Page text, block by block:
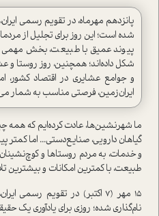
پانزدهم مهرماه، در تقویم رسمی
شده است؛ این روز برای تجلیل از
پیوند عمیق با طبیعت، بخش مهمی
شکل داده‌اند؛ همچنین، روز روستا و
و جوامع عشایری در اقتصاد کشور،
ایران‌زمین، فرصتی مناسب به شمار
ما شهرنشین‌ها، عادت کرده‌ایم که همه
گیاهان دارویی، صنایع‌دستی... اما
و خدمات، به مردم روستاها و
طبیعت، با کمترین امکانات و بیشترین
۱۵ مهر (۷ اکتبر) در تقویم
نام‌گذاری شده؛ روزی برای یادآوری یک